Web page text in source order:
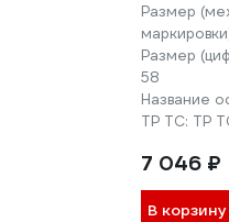
Размер
Размер
58
Название
ТР ТС: ТР
7 046 ₽
В корзину